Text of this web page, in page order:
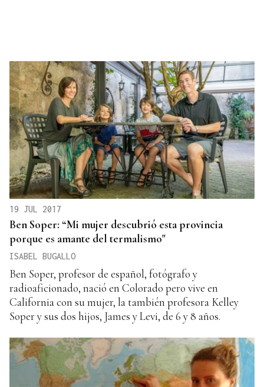
19 JUL 2017
Ben Soper: “Mi mujer descubrió esta provincia
porque es amante del termalismo"
ISABEL BUGALLO
Ben Soper, profesor de español, fotógrafo y
radioaficionado, nació en Colorado pero vive en
California con su mujer, la también profesora Kelley
Soper y sus dos hijos, James y Levi, de 6 y 8 años.